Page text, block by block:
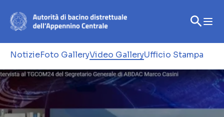
NotizieFoto GalleryVideo GalleryUfficio Stampa